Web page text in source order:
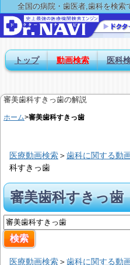
全国の病院・歯医者,歯科を検索
トップ 動画検索 医科
審美歯科すきっ歯の解説
ホーム>審美歯科すきっ歯
医療動画検索＞歯科に関する動
科すきっ歯
審美歯科すきっ歯
医療動画検索＞歯科に関する動